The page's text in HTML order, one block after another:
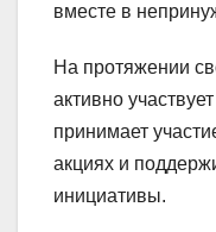
вместе в
На протяжении
активно
принимает
акциях и
инициативы.